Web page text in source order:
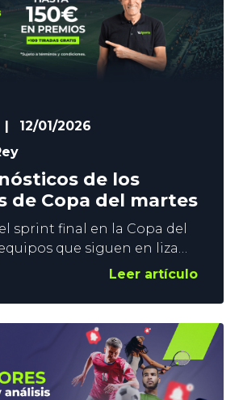
|
12/01/2026
de los
de Copa del martes
sprint final en la Copa del
equipos que siguen en liza
del KO’ afrontan esta
de emociones fuertes. En
a daros un pronóstico
de los emparejamientos,
con los 3 partidos de
Leer artículo